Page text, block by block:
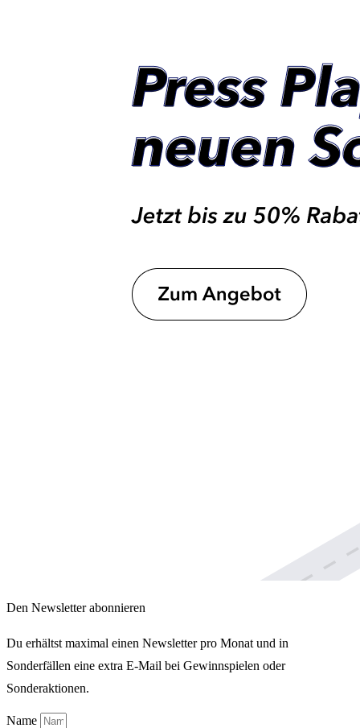
Den Newsletter abonnieren
Du erhältst maximal einen Newsletter pro Monat und in
Sonderfällen eine extra E-Mail bei Gewinnspielen oder
Sonderaktionen.
Name